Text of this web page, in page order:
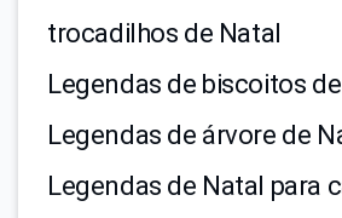
trocadilhos de Natal
Legendas de biscoitos
Legendas de árvore de
Legendas de Natal para